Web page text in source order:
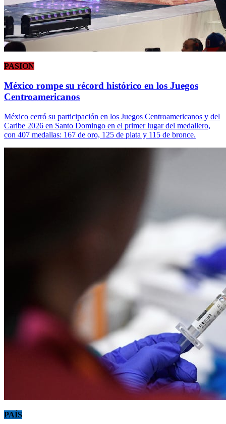
PASION
México rompe su récord histórico en los Juegos
Centroamericanos
México cerró su participación en los Juegos Centroamericanos y del
Caribe 2026 en Santo Domingo en el primer lugar del medallero,
con 407 medallas: 167 de oro, 125 de plata y 115 de bronce.
PAÍS